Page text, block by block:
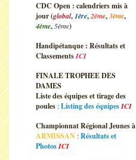
CDC Open : calendriers mis à
jour (global,1ère,2ème,3ème,
4ème,5ème)
Handipétanque : Résultats et
ClassementsICI
FINALE TROPHEE DES
DAMES
Liste des équipes et tirage des
poules :Listing des équipesICI
Championnat Régional Jeunes à
ARMISSAN :Résultats et
PhotosICI